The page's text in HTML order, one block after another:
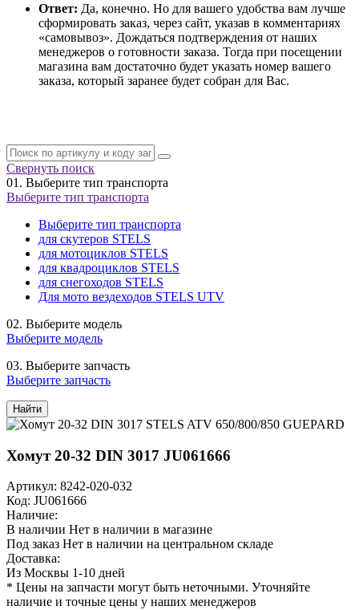
Ответ: Да, конечно. Но для вашего удобства вам лучше
сформировать заказ, через сайт, указав в комментариях
«самовывоз». Дождаться подтверждения от наших
менеджеров о готовности заказа. Тогда при посещении
магазина вам достаточно будет указать номер вашего
заказа, который заранее будет собран для Вас.
Свернуть поиск
01. Выберите тип транспорта
Выберите тип транспорта
Выберите тип транспорта
для скутеров STELS
для мотоциклов STELS
для квадроциклов STELS
для снегоходов STELS
Для мото вездеходов STELS UTV
02. Выберите модель
Выберите модель
03. Выберите запчасть
Выберите запчасть
Найти
Хомут 20-32 DIN 3017 JU061666
Артикул: 8242-020-032
Код: JU061666
Наличие:
В наличии Нет в наличии в магазине
Под заказ Нет в наличии на центральном складе
Доставка:
Из Москвы 1-10 дней
* Цены на запчасти могут быть неточными. Уточняйте
наличие и точные цены у наших менеджеров